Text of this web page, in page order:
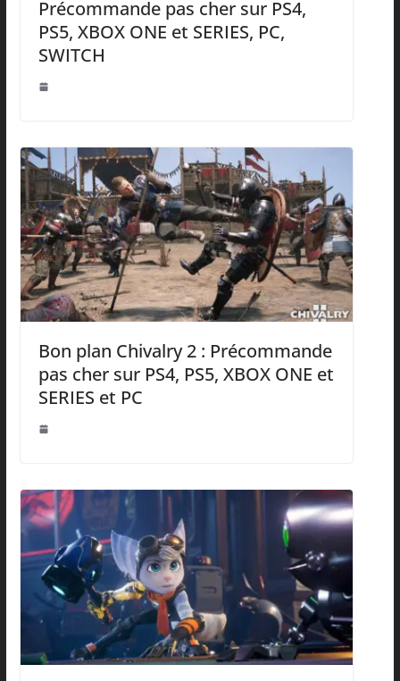
Précommande pas cher sur PS4,
PS5, XBOX ONE et SERIES, PC,
SWITCH
Bon plan Chivalry 2 : Précommande
pas cher sur PS4, PS5, XBOX ONE et
SERIES et PC